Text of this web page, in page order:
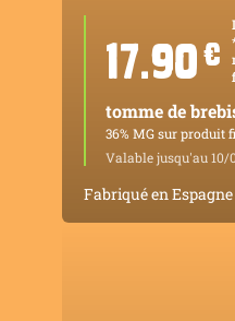
17.90 ¤
tomme de
36% MG sur produit
Valable jusqu'au 10/
Fabriqué en Espagne